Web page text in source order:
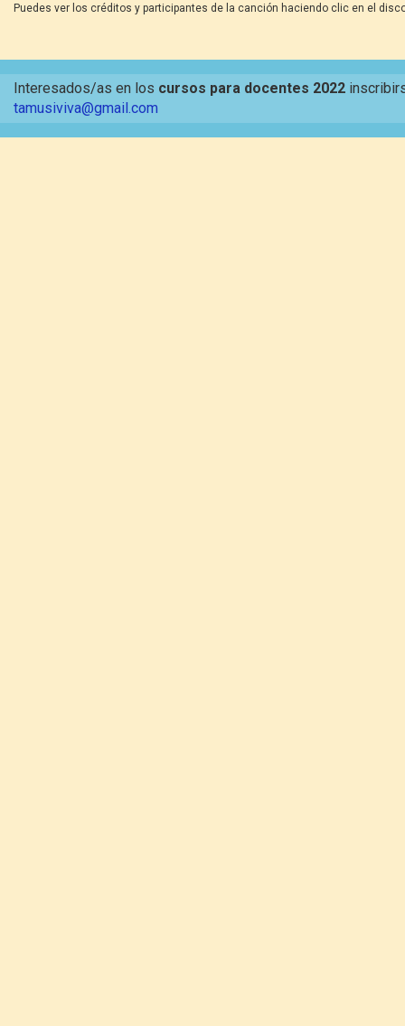
Puedes ver los créditos y participantes de la canción haciendo clic en el
Interesados/as en los cursos para docentes 2022
tamusiviva@gmail.com